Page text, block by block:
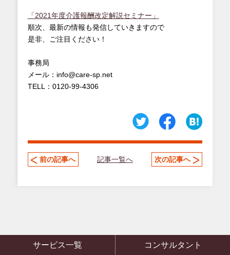
「2021年度介護報酬改定解説セミナー」
順次、最新の情報も発信していきますので
是非、ご注目ください！
事務局
メール：info@care-sp.net
TELL：0120-99-4306
前の記事へ 記事一覧へ 次の記事へ
サービス一覧 コンサルタント